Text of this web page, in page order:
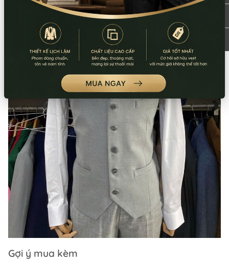
Gợi ý mua kèm